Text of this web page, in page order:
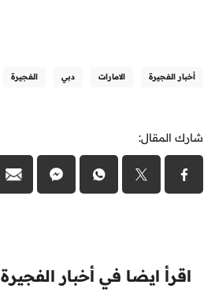
أخبار الفجيرة الامارات دبي الفجيرة
شارك المقال:
اقرأ ايضا في أخبار الفجيرة